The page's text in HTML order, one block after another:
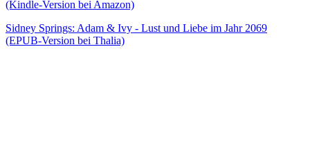
(Kindle-Version bei Amazon)
Sidney Springs: Adam & Ivy - Lust und Liebe im Jahr 2069
(EPUB-Version bei Thalia)